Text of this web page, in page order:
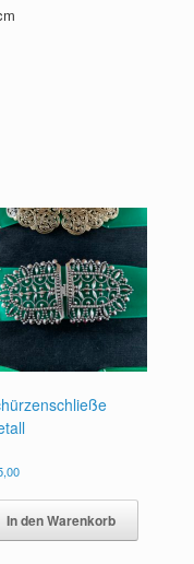
In den Warenkorb